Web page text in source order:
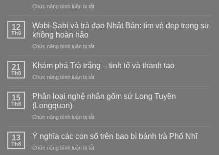
–
lạnh,
pha
trà
Phổ
tại
Chức năng bình luận bị tắtở
thiệu
về
men
Tử
của
sứ
12
Th9
Wabi-Sabi và trà đạo Nhật Bản: tìm vẻ đẹp trong sự
không hoàn hảo
Chức năng bình luận bị tắtở
và
trà
Nhật
vẻ
trong
21
Th8
Khám phá Trà trắng – tinh tế và thanh tao
Chức năng bình luận bị tắtở
phá
–
tế
thanh
15
Th8
Phân loại nghệ nhân gốm sứ Long Tuyền
(Longquan)
Chức năng bình luận bị tắtở
loại
nhân
13
Th8
Ý nghĩa các con số trên bao bì bánh trà Phổ Nhĩ
Chức năng bình luận bị tắtở